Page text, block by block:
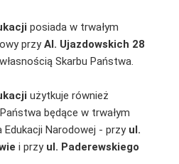
posiada w trwałym
przyAl. Ujazdowskich 28
Skarbu Państwa.
użytkuje również
będące w trwałym
Narodowej ‑ przy ul.
i przy ul. Paderewskiego